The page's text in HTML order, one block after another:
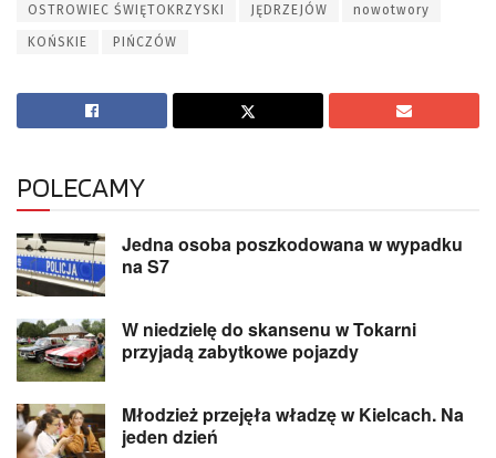
OSTROWIEC ŚWIĘTOKRZYSKI JĘDRZEJÓW nowotwory
KOŃSKIE PIŃCZÓW
POLECAMY
Jedna osoba poszkodowana w wypadku
na S7
W niedzielę do skansenu w Tokarni
przyjadą zabytkowe pojazdy
Młodzież przejęła władzę w Kielcach. Na
jeden dzień